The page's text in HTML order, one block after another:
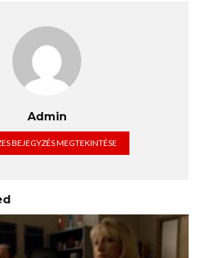
Admin
BEJEGYZÉS MEGTEKINTÉSE